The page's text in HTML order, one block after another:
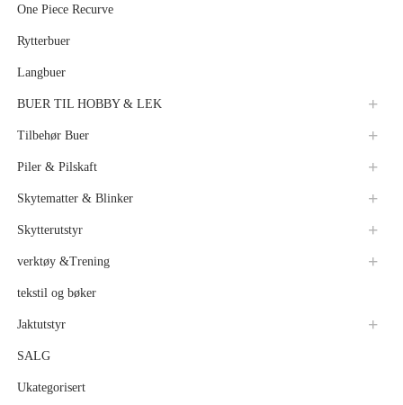
One Piece Recurve
Rytterbuer
Langbuer
BUER TIL HOBBY & LEK
Tilbehør Buer
Piler & Pilskaft
Skytematter & Blinker
Skytterutstyr
verktøy &Trening
tekstil og bøker
Jaktutstyr
SALG
Ukategorisert